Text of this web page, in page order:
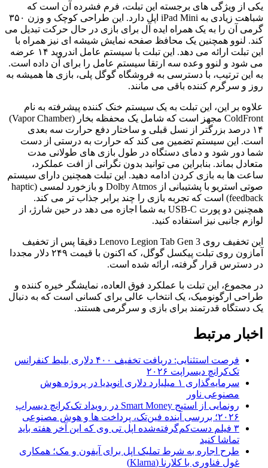
یکی از ویژگی های برجسته این تبلت، فرم فشرده آن است که
شباهت زیادی به iPad Mini اپل دارد. این طراحی کوچک و وزن ۳۵۰
گرمی آن را به یک همراه ایده آل برای بازی در حال حرکت تبدیل می
کند. لنوو همچنین یک محافظ صفحه نمایش شیشه ای نیز همراه با
این تبلت ارائه می دهد. این تبلت با سیستم عامل اندروید ۱۴ عرضه
می شود و لنوو وعده سه ارتقا سیستم عامل را برای آن داده است.
به این ترتیب، با دسترسی به فروشگاه گوگل پلی، بازی ها همیشه به
روز و سرگرم کننده باقی می مانند.
علاوه بر این، این تبلت به یک سیستم خنک کننده پیشرفته به نام
ColdFront مجهز است که شامل یک محفظه بخار (Vapor Chamber)
۱۴ درصد بزرگتر از نسل قبلی و ساختار دفع حرارت سه بعدی
است. این سیستم تضمین می کند که حرارت به درستی از دست
شما دور شود و دمای دستگاه در طول بازی های طولانی مدت
متعادل بماند. بنابراین می توانید بدون نگرانی از افت عملکرد،
ساعت ها به بازی کردن ادامه دهید. این تبلت همچنین دارای سیستم
صوتی استریو با پشتیبانی از Dolby Atmos و بازخورد لمسی (haptic
feedback) است که تجربه بازی را چند برابر جذاب تر می کند.
همچنین دو پورت USB-C به شما اجازه می دهد در حین شارژ، از
لوازم جانبی نیز استفاده کنید.
این تخفیف روی Lenovo Legion Tab Gen 3 دقیقا پس از تخفیف
آمازون روی تبلت پیکسل گوگل، که اکنون با قیمت ۲۴۹ دلار مجددا
در دسترس قرار گرفته، ارائه شده است.
در مجموع، این تبلت با عملکرد فوق العاده، نمایشگر خیره کننده و
طراحی ارگونومیک، یک انتخاب عالی برای کسانی است که به دنبال
یک دستگاه قدرتمند برای بازی و سرگرمی هستند.
اخبار مرتبط
فرصت استثنایی: دریافت تخفیف ۴۰۰ دلاری بلیط کنفرانس
تک‌کرانچ دیسراپت ۲۰۲۶
سرمایه‌گذاری ۱ میلیارد دلاری انویدیا در پروژه هوش
مصنوعی ناور
رونمایی از استیج Smart Money در رویداد تک‌کرانچ دیسراپ
۲۰۲۶؛ بررسی آینده فین‌تک، پرداخت‌ ها و هوش مصنوعی
۳ فیلم دست‌کم‌گرفته‌شده اپل تی وی که این آخر هفته باید
تماشا کنید
طرح اجاره به شرط تملیک اپل برای آیفون و مک؛ همکاری
غول فناوری با کلارنا (Klarna)